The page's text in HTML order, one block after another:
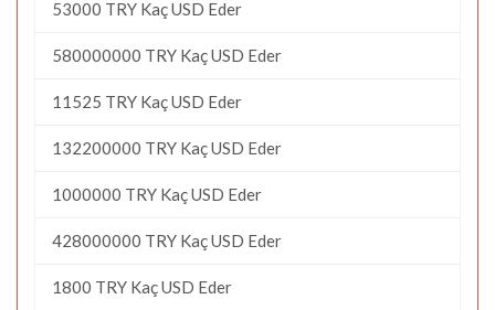
53000 TRY Kaç USD Eder
580000000 TRY Kaç USD Eder
11525 TRY Kaç USD Eder
132200000 TRY Kaç USD Eder
1000000 TRY Kaç USD Eder
428000000 TRY Kaç USD Eder
1800 TRY Kaç USD Eder